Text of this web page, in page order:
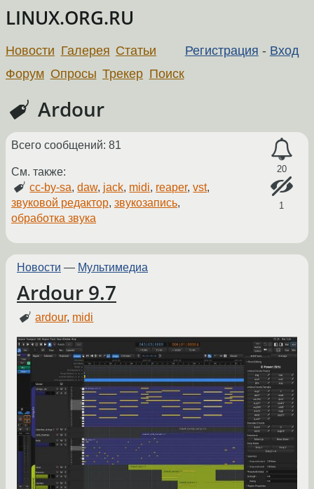
LINUX.ORG.RU
Регистрация - Вход
Новости Галерея Статьи
Форум Опросы Трекер Поиск
Ardour
20
1
Всего сообщений: 81
См. также:
cc-by-sa,daw, jack, midi, reaper,vst,
звуковой редактор, звукозапись,
обработка звука
Новости — Мультимедиа
Ardour 9.7
ardour, midi